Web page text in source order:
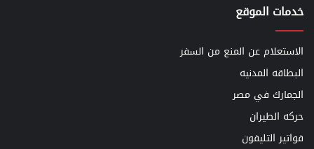
خدمات الموقع
الاستعلام عن المنع من السفر
البطاقه المدنيه
الجمارك في مصر
حركه الطيران
فواتير التليفون